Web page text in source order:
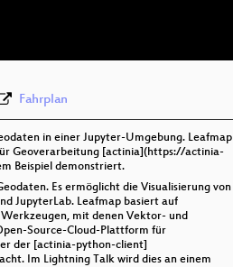
Fahrplan
in einer Jupyter-Umgebung. Leafmap
Geoverarbeitung [actinia](https://actinia-
Beispiel demonstriert.
Es ermöglicht die Visualisierung von
JupyterLab. Leafmap basiert auf
mit denen Vektor- und
Source-Cloud-Plattform für
der [actinia-python-client]
Im Lightning Talk wird dies an einem